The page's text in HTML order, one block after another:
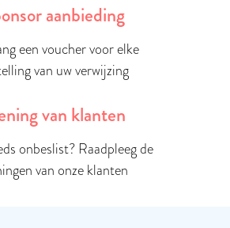
aanbieding
een voucher voor elke
van uw verwijzing
van klanten
onbeslist? Raadpleeg de
van onze klanten